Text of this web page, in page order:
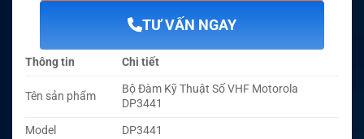
TƯ VẤN NGAY
Thông tin Chi tiết
Tên sản phẩm
Bộ Đàm Kỹ Thuật Số VHF Motorola
DP3441
Model
DP3441